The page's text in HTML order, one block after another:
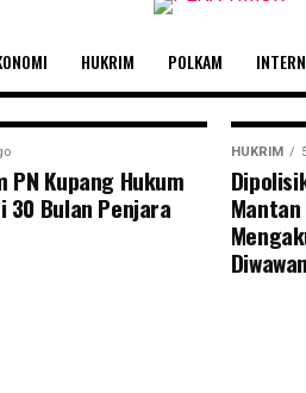
HUKRIM POLKAM
proyek pembangunan
PN Kupang Hukum
30 Bulan Penjara
HUKRIM